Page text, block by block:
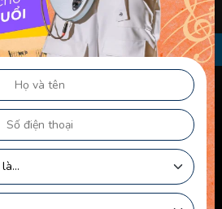
Và Gia Sư – Giảng Viên
Giáo Viên
Em
Giáo Viên